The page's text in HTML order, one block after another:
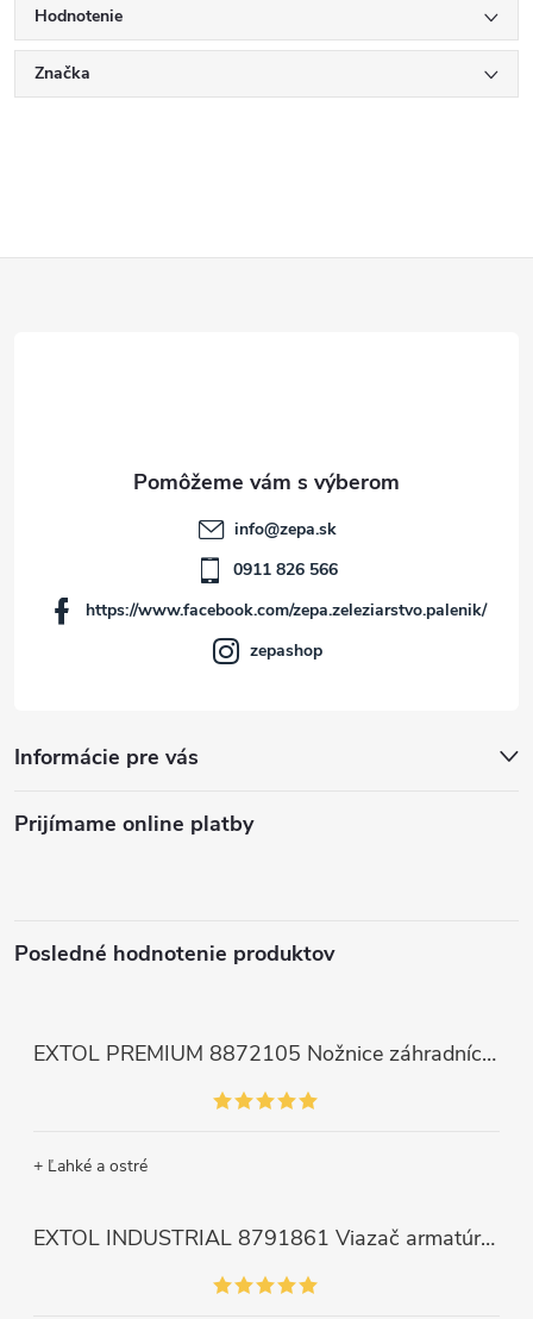
Hodnotenie
Značka
Informácie pre vás
info@zepa.sk
0911 826 566
https://www.facebook.com/zepa.zeleziarstvo.palenik/
zepashop
Prijímame online platby
Posledné hodnotenie produktov
EXTOL PREMIUM 8872105 Nožnice záhradnícke dlhé úzke, 200mm, max. prestrih Ø6mm
+ Ľahké a ostré
EXTOL INDUSTRIAL 8791861 Viazač armatúr aku Share20V, bez aku, drôt 0,8mm, oko 8-34mm, bezuhlíkový motor